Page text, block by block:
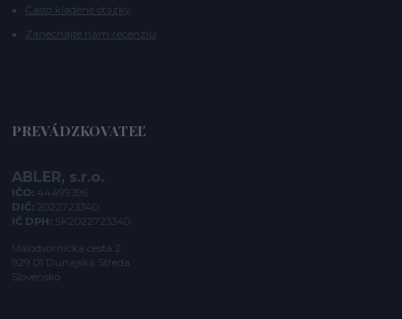
Často kladené otázky
Zanechajte nám recenziu
PREVÁDZKOVATEĽ
ABLER, s.r.o.
IČO: 44499396
DIČ: 2022723340
IČ DPH: SK2022723340
Malodvornícka cesta 2
929 01 Dunajská Streda
Slovensko